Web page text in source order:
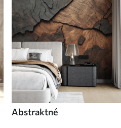
Abstraktné